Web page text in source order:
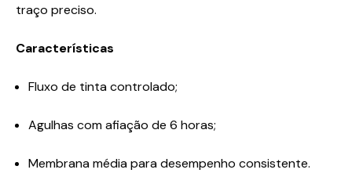
traço preciso.
Características
Fluxo de tinta controlado;
Agulhas com afiação de 6 horas;
Membrana média para desempenho consistente.